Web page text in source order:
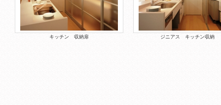
キッチン 収納扉 ジニアス キッチン収納